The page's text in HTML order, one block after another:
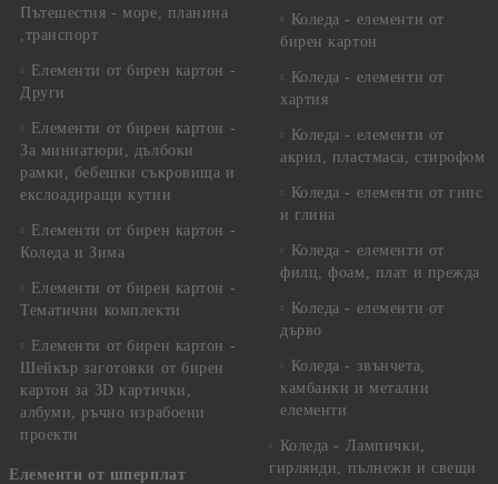
Пътешестия - море, планина
,транспорт
Елементи от бирен картон -
Други
Елементи от бирен картон -
За миниатюри, дълбоки
рамки, бебешки съкровища и
екслоадиращи кутии
Елементи от бирен картон -
Коледа и Зима
Елементи от бирен картон -
Тематични комплекти
Елементи от бирен картон -
Шейкър заготовки от бирен
картон за 3D картички,
албуми, ръчно израбоени
проекти
Елементи от шперплат
Коледа - елементи от
бирен картон
Коледа - елементи от
хартия
Коледа - елементи от
акрил, пластмаса, стирофом
Коледа - елементи от гипс
и глина
Коледа - елементи от
филц, фоам, плат и прежда
Коледа - елементи от
дърво
Коледа - звънчета,
камбанки и метални
елементи
Коледа - Лампички,
гирлянди, пълнежи и свещи